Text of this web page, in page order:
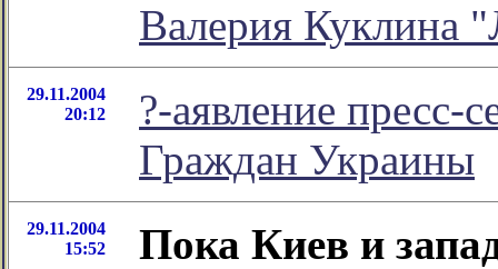
Валерия Куклина
29.11.2004
20:12
?-аявление пресс-
Граждан Украины
29.11.2004
15:52
Пока Киев и